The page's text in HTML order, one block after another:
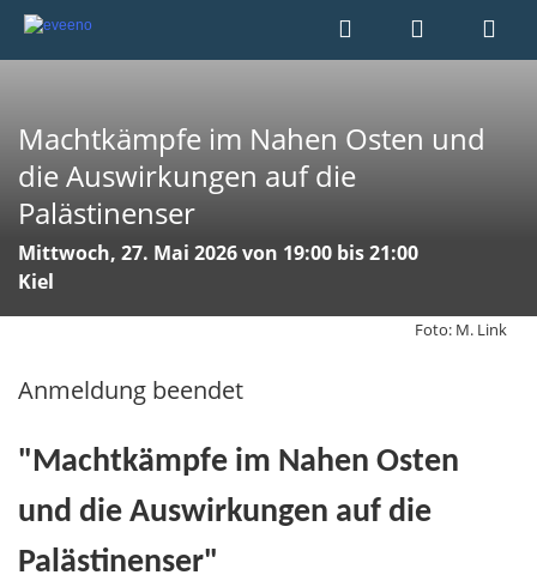
Machtkämpfe im Nahen Osten und
die Auswirkungen auf die
Palästinenser
Mittwoch, 27. Mai 2026 von 19:00 bis 21:00
Kiel
Foto: M. Link
Anmeldung beendet
"Machtkämpfe im Nahen Osten
und die Auswirkungen auf die
Palästinenser"